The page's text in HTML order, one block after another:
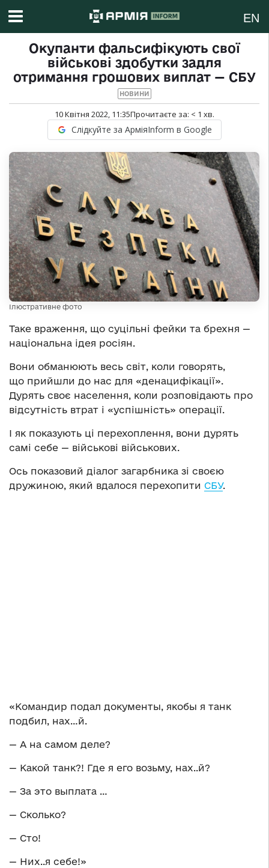
EN
Окупанти фальсифікують свої
військові здобутки задля
отримання грошових виплат — СБУ
НОВИНИ
10 Квітня 2022, 11:35Прочитаєте за: < 1 хв.
Слідкуйте за АрміяInform в Google
Ілюстративне фото
Таке враження, що суцільні фейки та брехня —
національна ідея росіян.
Вони обманюють весь світ, коли говорять,
що прийшли до нас для «денацифікації».
Дурять своє населення, коли розповідають про
відсутність втрат і «успішність» операції.
І як показують ці перехоплення, вони дурять
самі себе — військові військових.
Ось показовий діалог загарбника зі своєю
дружиною, який вдалося перехопити СБУ.
«Командир подал документы, якобы я танк
подбил, нах…й.
— А на самом деле?
— Какой танк?! Где я его возьму, нах..й?
— За это выплата …
— Сколько?
— Сто!
— Них..я себе!»